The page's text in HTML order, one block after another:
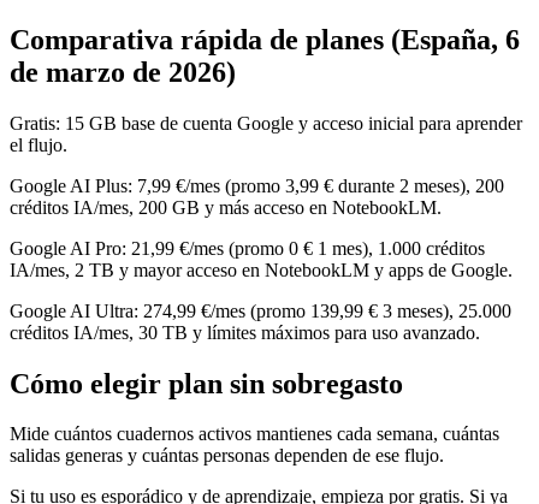
Comparativa rápida de planes (España, 6
de marzo de 2026)
Gratis: 15 GB base de cuenta Google y acceso inicial para aprender
el flujo.
Google AI Plus: 7,99 €/mes (promo 3,99 € durante 2 meses), 200
créditos IA/mes, 200 GB y más acceso en NotebookLM.
Google AI Pro: 21,99 €/mes (promo 0 € 1 mes), 1.000 créditos
IA/mes, 2 TB y mayor acceso en NotebookLM y apps de Google.
Google AI Ultra: 274,99 €/mes (promo 139,99 € 3 meses), 25.000
créditos IA/mes, 30 TB y límites máximos para uso avanzado.
Cómo elegir plan sin sobregasto
Mide cuántos cuadernos activos mantienes cada semana, cuántas
salidas generas y cuántas personas dependen de ese flujo.
Si tu uso es esporádico y de aprendizaje, empieza por gratis. Si ya